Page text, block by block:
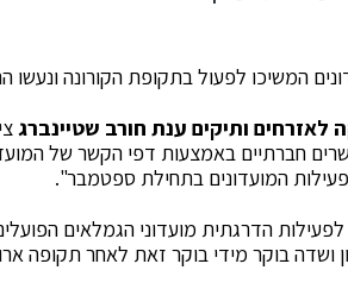
המשיכו לפעול בתקופת הקורונה
ותיקים ענת חורב שטיינברג
חברתיים באמצעות דפי הקשר של
המועדונים בתחילת ספטמבר".
לפעילות הדרגתית מועדוני הגמלאים
ושדה בוקר מידי בוקר זאת לאחר תקופה